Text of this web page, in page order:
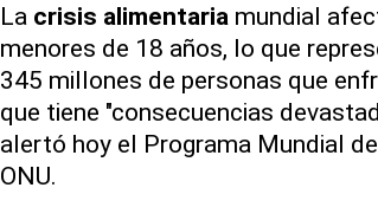
La crisis alimentariamundial
menores de 18 años, lo que
345 millones de personas que
que tiene "consecuencias
alertó hoy el Programa Mundial
ONU.